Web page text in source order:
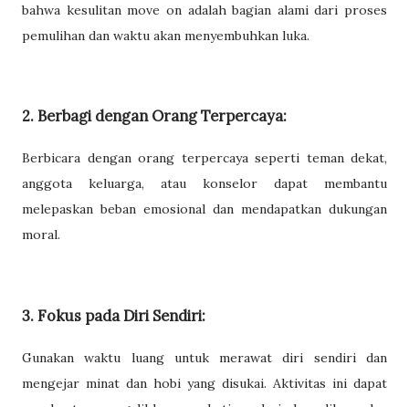
bahwa kesulitan move on adalah bagian alami dari proses
pemulihan dan waktu akan menyembuhkan luka.
2. Berbagi dengan Orang Terpercaya:
Berbicara dengan orang terpercaya seperti teman dekat,
anggota keluarga, atau konselor dapat membantu
melepaskan beban emosional dan mendapatkan dukungan
moral.
3. Fokus pada Diri Sendiri:
Gunakan waktu luang untuk merawat diri sendiri dan
mengejar minat dan hobi yang disukai. Aktivitas ini dapat